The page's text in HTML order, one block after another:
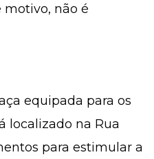
motivo, não é
equipada para os
localizado na Rua
para estimular a